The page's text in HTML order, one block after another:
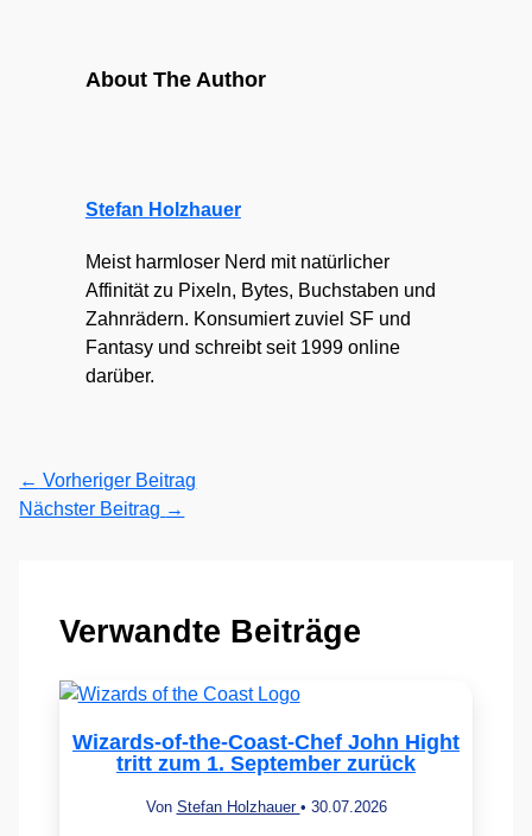
About The Author
Stefan Holzhauer
Meist harmloser Nerd mit natürlicher
Affinität zu Pixeln, Bytes, Buchstaben und
Zahnrädern. Konsumiert zuviel SF und
Fantasy und schreibt seit 1999 online
darüber.
← Vorheriger Beitrag
Nächster Beitrag →
Verwandte Beiträge
Wizards-of-the-Coast-Chef John Hight
tritt zum 1. September zurück
Von Stefan Holzhauer • 30.07.2026